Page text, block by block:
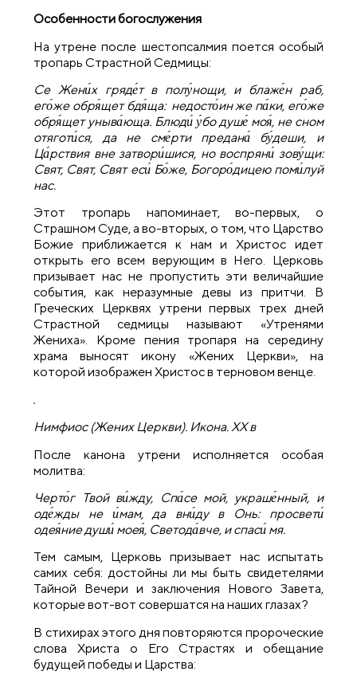
Особенности богослужения
На утрене после шестопсалмия поется особый
тропарь Страстной Седмицы:
Се Жени́х гряде́т в полу́нощи, и блаже́н раб,
его́же обря́щет бдя́ща: недосто́ин же па́ки, его́же
обря́щет уныва́юща. Блюди́ у́бо душе́ моя́, не сном
отяготи́ся, да не сме́рти предана́ бу́деши, и
Ца́рствия вне затвори́шися, но воспряни́ зову́щи:
Свят, Свят, Свят еси́ Бо́же, Богоро́дицею поми́луй
нас.
Этот тропарь напоминает, во-первых, о
Страшном Суде, а во-вторых, о том, что Царство
Божие приближается к нам и Христос идет
открыть его всем верующим в Него. Церковь
призывает нас не пропустить эти величайшие
события, как неразумные девы из притчи. В
Греческих Церквях утрени первых трех дней
Страстной седмицы называют «Утренями
Жениха». Кроме пения тропаря на середину
храма выносят икону «Жених Церкви», на
которой изображен Христос в терновом венце.
Нимфиос (Жених Церкви). Икона. XX в
После канона утрени исполняется особая
молитва:
Черто́г Твой ви́жду, Спа́се мой, украше́нный, и
оде́жды не и́мам, да вни́ду в Онь: просвети́
одея́ние души́ моея́, Светода́вче, и спаси́ мя.
Тем самым, Церковь призывает нас испытать
самих себя: достойны ли мы быть свидетелями
Тайной Вечери и заключения Нового Завета,
которые вот-вот совершатся на наших глазах?
В стихирах этого дня повторяются пророческие
слова Христа о Его Страстях и обещание
будущей победы и Царства: